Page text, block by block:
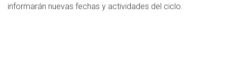
informarán nuevas fechas y actividades del ciclo.